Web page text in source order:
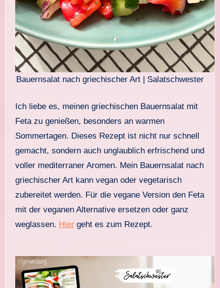
Bauernsalat nach griechischer Art | Salatschwester
Ich liebe es, meinen griechischen Bauernsalat mit
Feta zu genießen, besonders an warmen
Sommertagen. Dieses Rezept ist nicht nur schnell
gemacht, sondern auch unglaublich erfrischend und
voller mediterraner Aromen. Mein Bauernsalat nach
griechischer Art kann vegan oder vegetarisch
zubereitet werden. Für die vegane Version den Feta
mit der veganen Alternative ersetzen oder ganz
weglassen. Hiergeht es zum Rezept.